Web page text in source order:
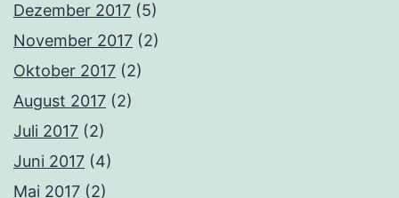
Dezember 2017 (5)
November 2017 (2)
Oktober 2017 (2)
August 2017 (2)
Juli 2017 (2)
Juni 2017 (4)
Mai 2017 (2)